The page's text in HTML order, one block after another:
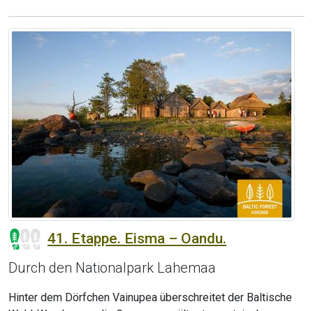
41. Etappe. Eisma – Oandu.
Durch den Nationalpark Lahemaa
Hinter dem Dörfchen Vainupea überschreitet der Baltische